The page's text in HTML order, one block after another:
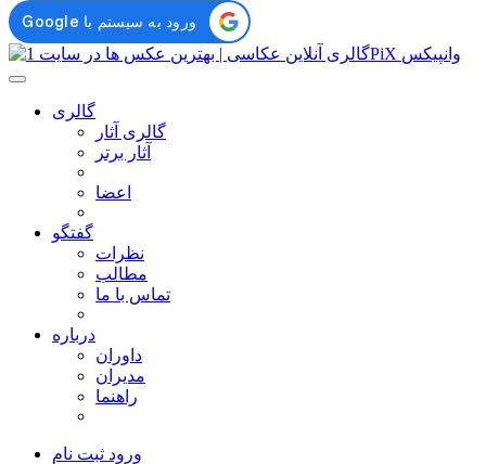
گالری
گالری آثار
آثار برتر
اعضا
گفتگو
نظرات
مطالب
تماس با ما
درباره
داوران
مدیران
راهنما
ورود ثبت نام